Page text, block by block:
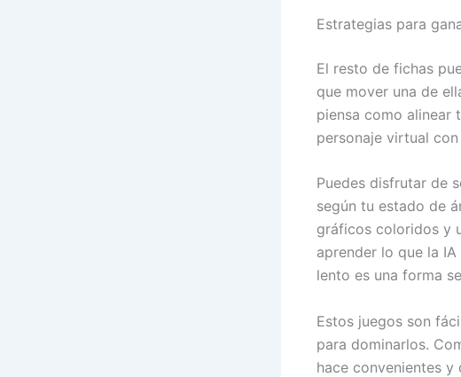
Estrategias para
El resto de fichas
que mover una de
piensa como alinear
personaje virtual
Puedes disfrutar de
según tu estado de
gráficos coloridos y
aprender lo que la
lento es una forma
Estos juegos son
para dominarlos.
hace convenientes